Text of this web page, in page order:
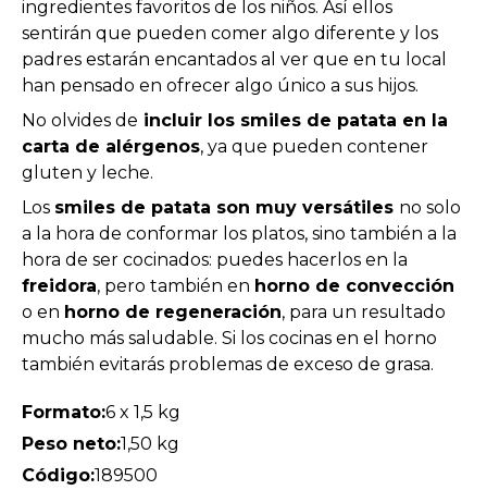
ingredientes favoritos de los niños. Así ellos
sentirán que pueden comer algo diferente y los
padres estarán encantados al ver que en tu local
han pensado en ofrecer algo único a sus hijos.
No olvides de incluir los smiles de patata en la
carta de alérgenos, ya que pueden contener
gluten y leche.
Los smiles de patata son muy versátiles no solo
a la hora de conformar los platos, sino también a la
hora de ser cocinados: puedes hacerlos en la
freidora, pero también en horno de convección
o en horno de regeneración, para un resultado
mucho más saludable. Si los cocinas en el horno
también evitarás problemas de exceso de grasa.
Formato:6 x 1,5 kg
Peso neto:1,50 kg
Código:189500